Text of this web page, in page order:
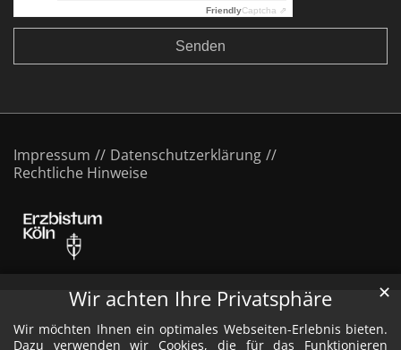
Wir achten Ihre Privatsphäre
Wir möchten Ihnen ein optimales Webseiten-Erlebnis bieten.
Dazu verwenden wir Cookies, die für das Funktionieren
✕
FriendlyCaptcha ⇗
Impressum
Datenschutzerklärung
Rechtliche Hinweise